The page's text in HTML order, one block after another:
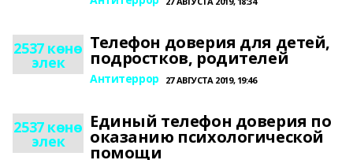
2537 көнө
элек
Телефон доверия для детей,
подростков, родителей
Антитеррор 27 АВГУСТА 2019, 19:46
2537 көнө
элек
Единый телефон доверия по
оказанию психологической
помощи